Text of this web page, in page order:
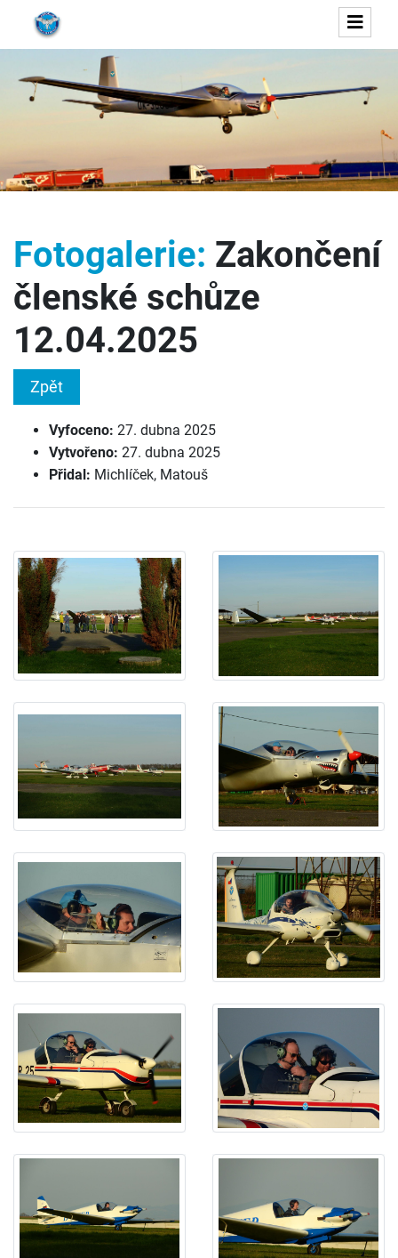
Fotogalerie: Zakončení
členské schůze
12.04.2025
Zpět
Vyfoceno: 27. dubna 2025
Vytvořeno: 27. dubna 2025
Přidal: Michlíček, Matouš